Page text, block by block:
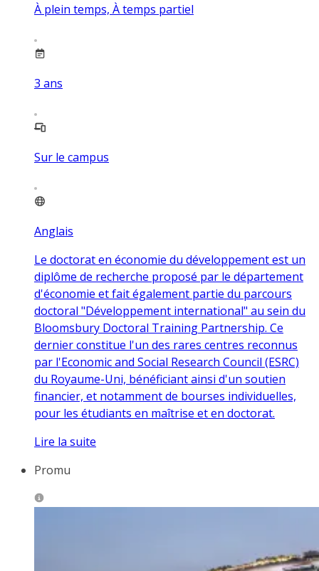
À plein temps, À temps partiel
3 ans
Sur le campus
Anglais
Le doctorat en économie du développement est un
diplôme de recherche proposé par le département
d'économie et fait également partie du parcours
doctoral "Développement international" au sein du
Bloomsbury Doctoral Training Partnership. Ce
dernier constitue l'un des rares centres reconnus
par l'Economic and Social Research Council (ESRC)
du Royaume-Uni, bénéficiant ainsi d'un soutien
financier, et notamment de bourses individuelles,
pour les étudiants en maîtrise et en doctorat.
Lire la suite
Promu